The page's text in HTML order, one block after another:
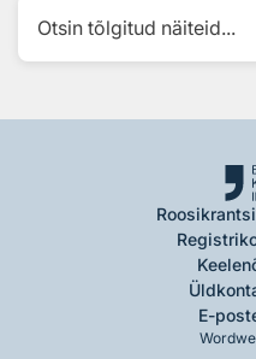
Otsin tõlgitud näiteid...
E-post